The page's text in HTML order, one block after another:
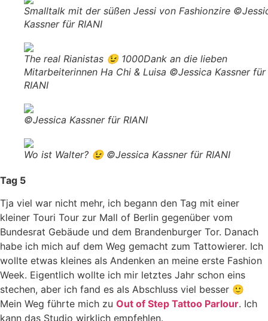
Smalltalk mit der süßen Jessi von Fashionzire
Kassner für RIANI
The real Rianistas 😉 1000Dank an die lieben
Mitarbeiterinnen Ha Chi & Luisa ©Jessica Kassner für
RIANI
©Jessica Kassner für RIANI
Wo ist Walter? 😉 ©Jessica Kassner für RIANI
Tag 5
Tja viel war nicht mehr, ich begann den Tag mit einer
kleiner Touri Tour zur Mall of Berlin gegenüber vom
Bundesrat Gebäude und dem Brandenburger Tor. Danach
habe ich mich auf dem Weg gemacht zum Tattowierer. Ich
wollte etwas kleines als Andenken an meine erste Fashion
Week. Eigentlich wollte ich mir letztes Jahr schon eins
stechen, aber ich fand es als Abschluss viel besser 🙂
Mein Weg führte mich zu Out of Step Tattoo Parlour. Ich
kann das Studio wirklich empfehlen.